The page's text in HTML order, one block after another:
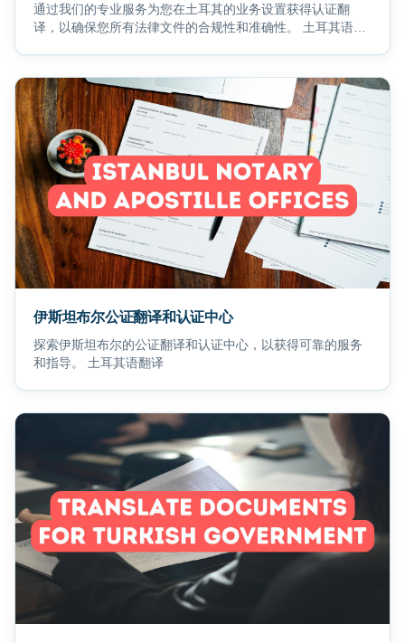
通过我们的专业服务为您在土耳其的业务设置获得认证翻
译，以确保您所有法律文件的合规性和准确性。 土耳其语翻
伊斯坦布尔公证翻译和认证中心
探索伊斯坦布尔的公证翻译和认证中心，以获得可靠的服务
和指导。 土耳其语翻译